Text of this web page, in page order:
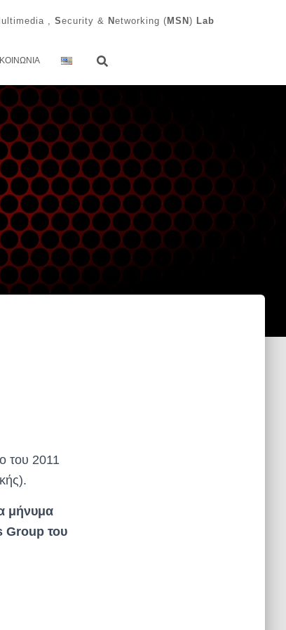
ultimedia , Security & N etworking ( MSN ) Lab
του 2011
μήνυμα
Group του